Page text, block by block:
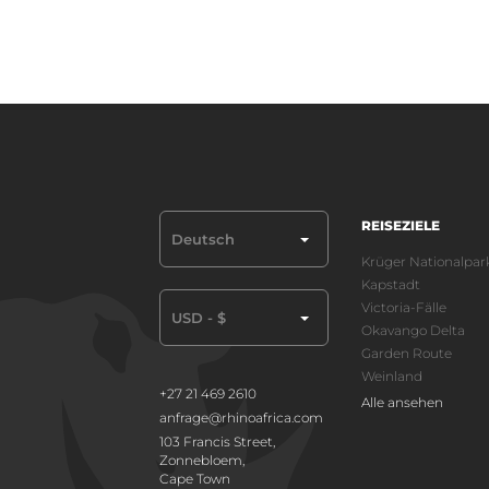
Deutsch
USD - $
+27 21 469 2610
anfrage@rhinoafrica.com
103 Francis Street,
Zonnebloem,
Cape Town
REISEZIELE
Krüger
Kapstadt
Victoria-Fälle
Okavango Delta
Garden Route
Weinland
Alle ansehen